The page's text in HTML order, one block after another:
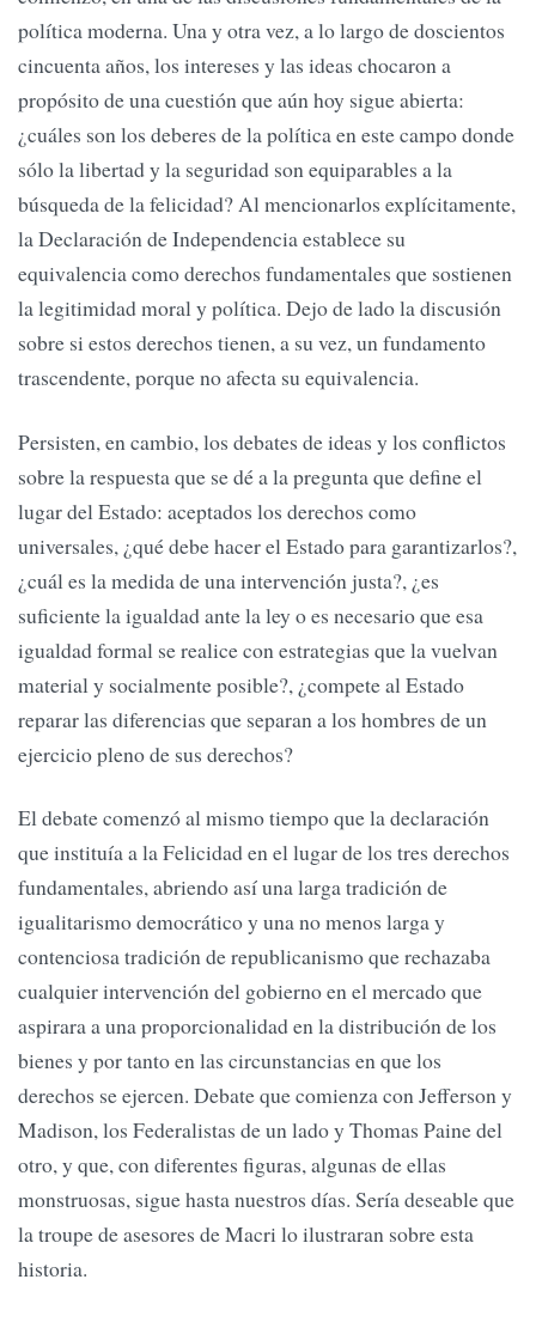
política moderna. Una y otra vez, a lo largo de doscientos
cincuenta años, los intereses y las ideas chocaron a
propósito de una cuestión que aún hoy sigue abierta:
¿cuáles son los deberes de la política en este campo donde
sólo la libertad y la seguridad son equiparables a la
búsqueda de la felicidad? Al mencionarlos explícitamente,
la Declaración de Independencia establece su
equivalencia como derechos fundamentales que sostienen
la legitimidad moral y política. Dejo de lado la discusión
sobre si estos derechos tienen, a su vez, un fundamento
trascendente, porque no afecta su equivalencia.
Persisten, en cambio, los debates de ideas y los conflictos
sobre la respuesta que se dé a la pregunta que define el
lugar del Estado: aceptados los derechos como
universales, ¿qué debe hacer el Estado para garantizarlos?,
¿cuál es la medida de una intervención justa?, ¿es
suficiente la igualdad ante la ley o es necesario que esa
igualdad formal se realice con estrategias que la vuelvan
material y socialmente posible?, ¿compete al Estado
reparar las diferencias que separan a los hombres de un
ejercicio pleno de sus derechos?
El debate comenzó al mismo tiempo que la declaración
que instituía a la Felicidad en el lugar de los tres derechos
fundamentales, abriendo así una larga tradición de
igualitarismo democrático y una no menos larga y
contenciosa tradición de republicanismo que rechazaba
cualquier intervención del gobierno en el mercado que
aspirara a una proporcionalidad en la distribución de los
bienes y por tanto en las circunstancias en que los
derechos se ejercen. Debate que comienza con Jefferson y
Madison, los Federalistas de un lado y Thomas Paine del
otro, y que, con diferentes figuras, algunas de ellas
monstruosas, sigue hasta nuestros días. Sería deseable que
la troupe de asesores de Macri lo ilustraran sobre esta
historia.